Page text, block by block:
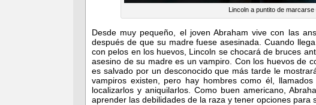
Lincoln a puntito de
Desde muy pequeño, el joven Abraham vive con las
después de que su madre fuese asesinada. Cuando
con pelos en los huevos, Lincoln se chocará de bruces
asesino de su madre es un vampiro. Con los huevos de
es salvado por un desconocido que más tarde le
vampiros existen, pero hay hombres como él,
localizarlos y aniquilarlos. Como buen americano,
aprender las debilidades de la raza y tener opciones para